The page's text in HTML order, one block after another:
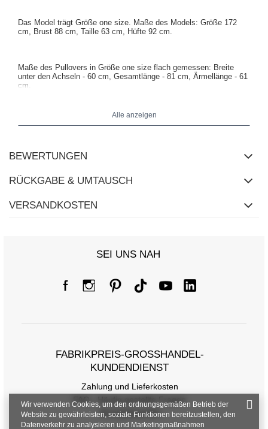
Das Model trägt Größe one size. Maße des Models: Größe 172
cm, Brust 88 cm, Taille 63 cm, Hüfte 92 cm.
Maße des Pullovers in Größe one size flach gemessen: Breite
unter den Achseln - 60 cm, Gesamtlänge - 81 cm, Ärmellänge - 61
cm.
Alle anzeigen
BEWERTUNGEN
RÜCKGABE & UMTAUSCH
VERSANDKOSTEN
SEI UNS NAH
FABRIKPREIS-GROSSHANDEL-K
UNDENDIENST
Zahlung und Lieferkosten
FAQ - Häufig gestellte Fragen
Rückgabepolitik
Wir verwenden Cookies, um den ordnungsgemäßen Betrieb der
Website zu gewährleisten, soziale Funktionen bereitzustellen, den
Datenverkehr zu analysieren und Marketingmaßnahmen